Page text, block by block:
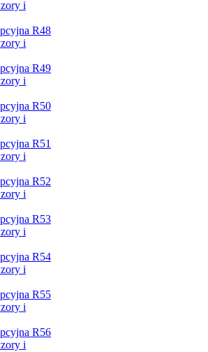
i
R48
i
R49
i
R50
i
R51
i
R52
i
R53
i
R54
i
R55
i
R56
i